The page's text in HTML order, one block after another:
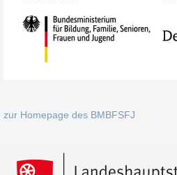
zur Homepage des BMBFSFJ